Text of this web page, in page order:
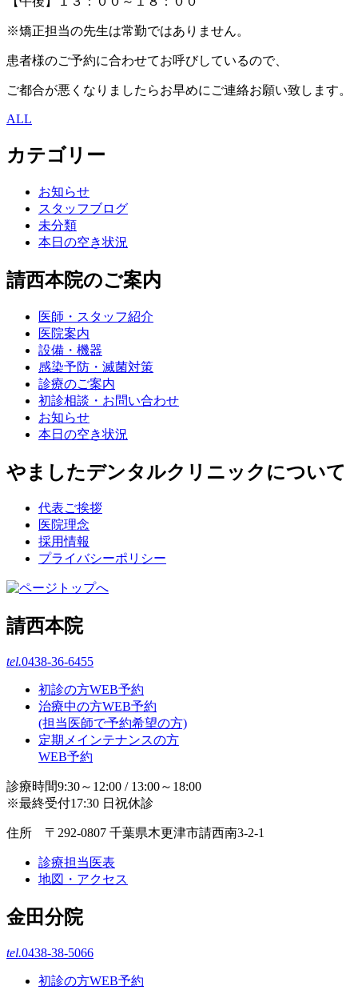
※矯正担当の先生は常勤ではありません。
患者様のご予約に合わせてお呼びしているので、
ご都合が悪くなりましたらお早めにご連絡お願い致します。
ALL
カテゴリー
お知らせ
スタッフブログ
未分類
本日の空き状況
請西本院のご案内
医師・スタッフ紹介
医院案内
設備・機器
感染予防・滅菌対策
診療のご案内
初診相談・お問い合わせ
お知らせ
本日の空き状況
やましたデンタルクリニックについて
代表ご挨拶
医院理念
採用情報
プライバシーポリシー
請西本院
tel.0438-36-6455
初診の方WEB予約
治療中の方WEB予約
(担当医師で予約希望の方)
定期メインテナンスの方
WEB予約
診療時間9:30～12:00 / 13:00～18:00
※最終受付17:30 日祝休診
住所 〒292-0807 千葉県木更津市請西南3-2-1
診療担当医表
地図・アクセス
金田分院
tel.0438-38-5066
初診の方WEB予約